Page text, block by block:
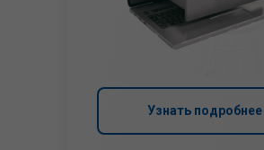
Узнать подробнее